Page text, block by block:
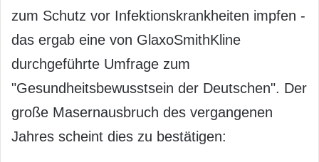
zum Schutz vor Infektionskrankheiten impfen -
das ergab eine von GlaxoSmithKline
durchgeführte Umfrage zum
"Gesundheitsbewusstsein der Deutschen". Der
große Masernausbruch des vergangenen
Jahres scheint dies zu bestätigen: